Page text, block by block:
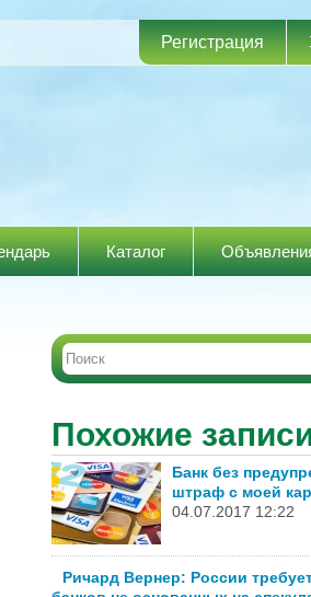
Регистрация
Каталог
Похожие
Банк без
штраф с моей
04.07.2017 12:22
Ричард Вернер: России